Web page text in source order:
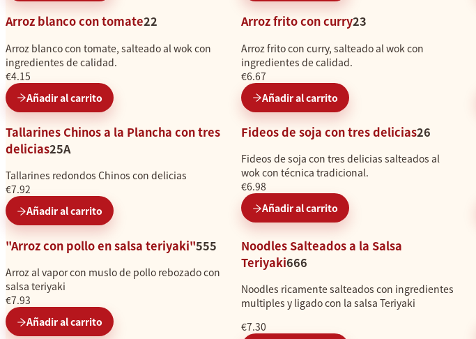
Arroz blanco con tomate22
Arroz blanco con tomate, salteado al wok con
ingredientes de calidad.
€4.15
Añadir al carrito
Arroz frito con curry23
Arroz frito con curry, salteado al wok con
ingredientes de calidad.
€6.67
Añadir al carrito
Tallarines Chinos a la Plancha con tres
delicias25A
Tallarines redondos Chinos con delicias
€7.92
Añadir al carrito
Fideos de soja con tres delicias26
Fideos de soja con tres delicias salteados al
wok con técnica tradicional.
€6.98
Añadir al carrito
"Arroz con pollo en salsa teriyaki"555
Arroz al vapor con muslo de pollo rebozado con
salsa teriyaki
€7.93
Añadir al carrito
Noodles Salteados a la Salsa
Teriyaki666
Noodles ricamente salteados con ingredientes
multiples y ligado con la salsa Teriyaki
€7.30